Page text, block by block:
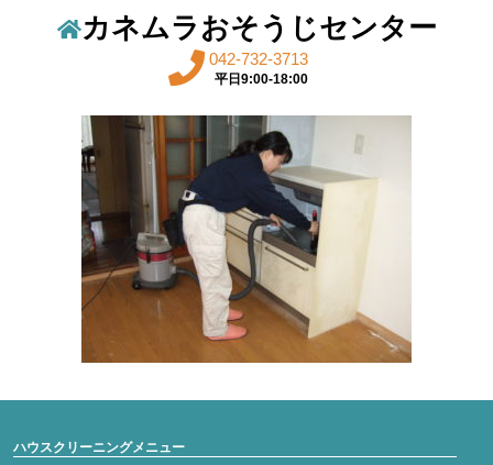
カネムラおそうじセンター
042-732-3713
平日9:00-18:00
ハウスクリーニングメニュー